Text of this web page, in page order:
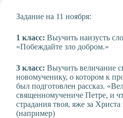
студия
Музыкальное
отделение
Служба
Тьюторская
служба
Задание на 11 ноября:
1 класс: Выучить наизусть
«Побеждайте зло добром.»
3 класс: Выучить величание
новомученику, о котором к
был подготовлен рассказ.
священномучениче Петре, и
страдания твоя, яже за Христа
(например)